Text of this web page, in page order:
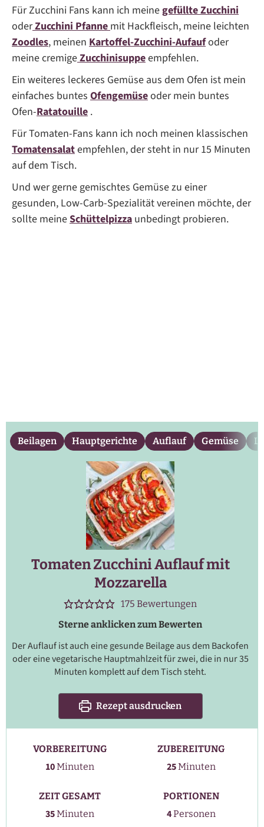
Für Zucchini Fans kann ich meinegefüllte Zucchini
oderZucchini Pfannemit Hackfleisch, meine leichten
Zoodles, meinen Kartoffel-Zucchini-Aufaufoder
meine cremigeZucchinisuppeempfehlen.
Ein weiteres leckeres Gemüse aus dem Ofen ist mein
einfaches buntes Ofengemüseoder mein buntes
Ofen-Ratatouille .
Für Tomaten-Fans kann ich noch meinen klassischen
Tomatensalatempfehlen, der steht in nur 15 Minuten
auf dem Tisch.
Und wer gerne gemischtes Gemüse zu einer
gesunden, Low-Carb-Spezialität vereinen möchte, der
sollte meineSchüttelpizza unbedingt probieren.
Beilagen Hauptgerichte Auflauf Gemüse
Tomaten Zucchini Auflauf mit
Mozzarella
175 Bewertungen
Sterne anklicken zum Bewerten
Der Auflauf ist auch eine gesunde Beilage aus dem Backofen
oder eine vegetarische Hauptmahlzeit für zwei, die in nur 35
Minuten komplett auf dem Tisch steht.
Rezept ausdrucken
VORBEREITUNG
10Minuten
Minuten
ZUBEREITUNG
25Minuten
Minuten
ZEIT GESAMT
35Minuten
Minuten
PORTIONEN
4Personen